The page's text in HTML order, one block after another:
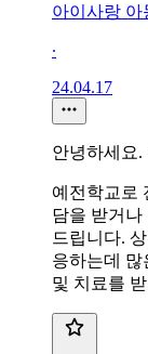
아이사랑 아
∙
24.04.17
안녕하세요.
예전학교로
담을 받거나
드립니다.
응하는데
및 치료를